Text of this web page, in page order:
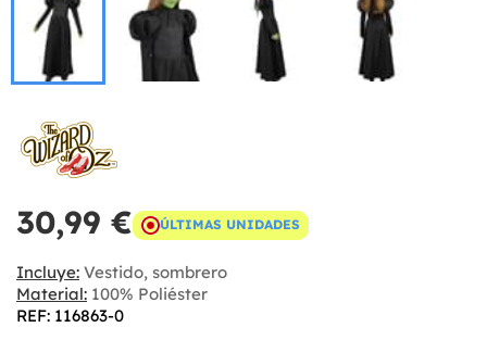
30,99 € ÚLTIMAS UNIDADES
Incluye: Vestido, sombrero
Material: 100% Poliéster
REF: 116863-0